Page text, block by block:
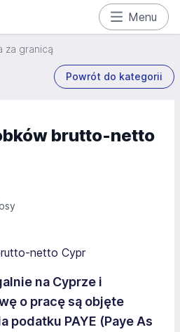
Menu
za granicą
Powrót do kategorii
brutto-netto
na Cyprze i
o pracę są objęte
podatku PAYE (Paye As